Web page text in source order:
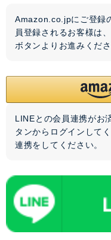
Amazon.co.jpにご登録
員登録されるお客様は
ボタンよりお進みくださ
LINEとの会員連携がお
タンからログインして
連携をしてください。